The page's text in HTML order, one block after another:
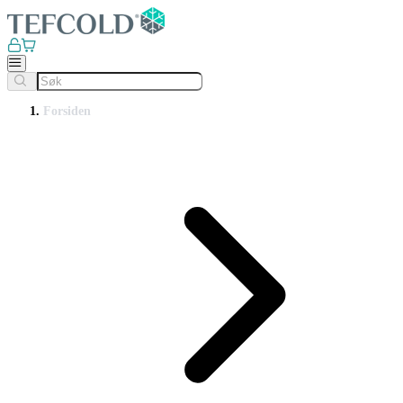
Forsiden